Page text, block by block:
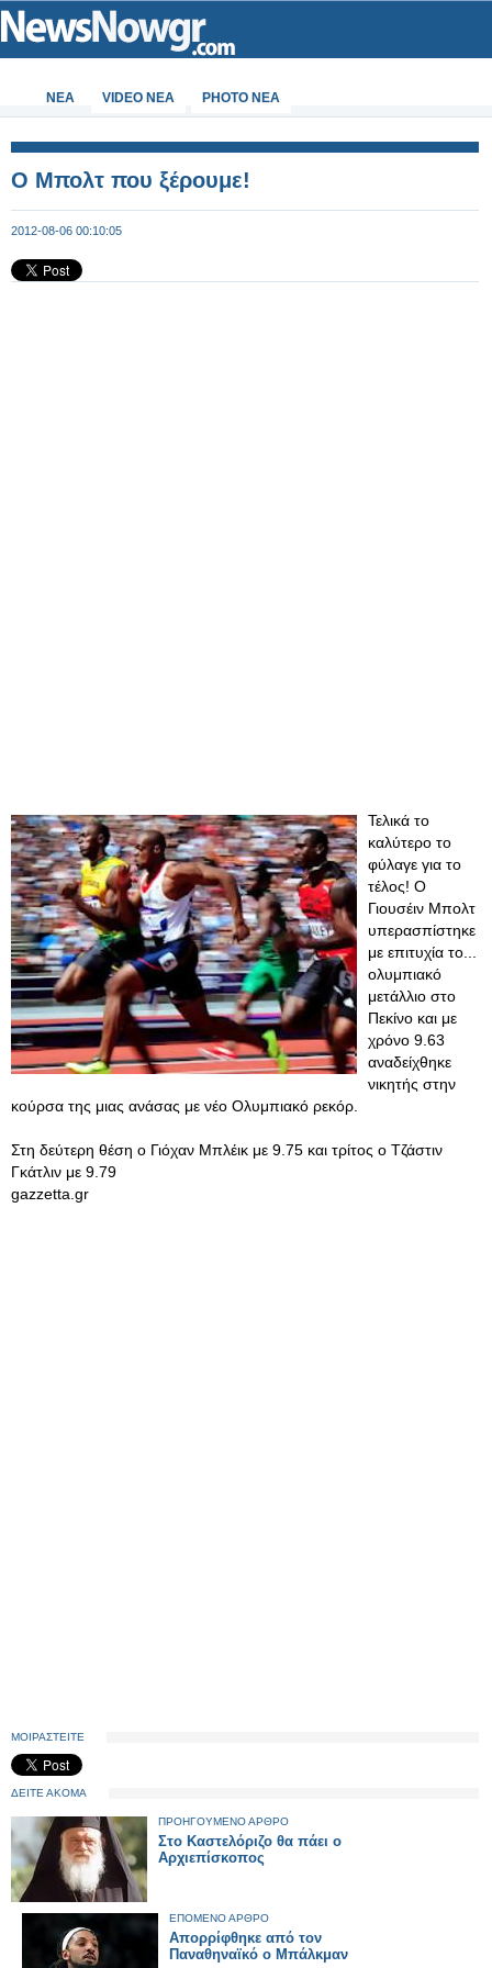
ΝΕΑ VIDEO NEA PHOTO NEA
Ο Μπολτ που ξέρουμε!
2012-08-06 00:10:05
Τελικά το
καλύτερο το
φύλαγε για το
τέλος! Ο
Γιουσέιν Μπολτ
υπερασπίστηκε
με επιτυχία το...
ολυμπιακό
μετάλλιο στο
Πεκίνο και με
χρόνο 9.63
αναδείχθηκε
νικητής στην
κούρσα της μιας ανάσας με νέο Ολυμπιακό ρεκόρ.
Στη δεύτερη θέση ο Γιόχαν Μπλέικ με 9.75 και τρίτος ο Τζάστιν
Γκάτλιν με 9.79
gazzetta.gr
ΜΟΙΡΑΣΤΕΙΤΕ
ΔΕΙΤΕ ΑΚΟΜΑ
ΠΡΟΗΓΟΥΜΕΝΟ ΑΡΘΡΟ
Στο Καστελόριζο θα πάει ο
Αρχιεπίσκοπος
ΕΠΟΜΕΝΟ ΑΡΘΡΟ
Απορρίφθηκε από τον
Παναθηναϊκό ο Μπάλκμαν